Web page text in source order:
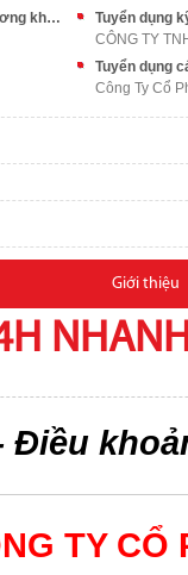
Tuyển Nhân Viên QA/QC/QS làm tại Lâm Đồng lương khoán ,đi làm ngay
Tuyển dụng
Tuyển dụng
Công Ty Cổ
Giới thiệu
Điều
TY CỔ